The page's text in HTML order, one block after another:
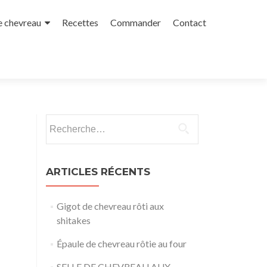
chevreau Recettes Commander Contact
ARTICLES RÉCENTS
Gigot de chevreau rôti aux
shitakes
Épaule de chevreau rôtie au four